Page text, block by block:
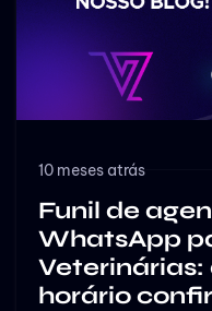
10 meses atrás
Funil de
WhatsApp
Veterinárias:
horário